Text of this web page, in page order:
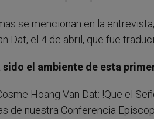
se mencionan en la
Dat, el 4 de abril, que fue
sido el ambiente de esta
Hoang Van Dat: !Que el
de nuestra Conferencia